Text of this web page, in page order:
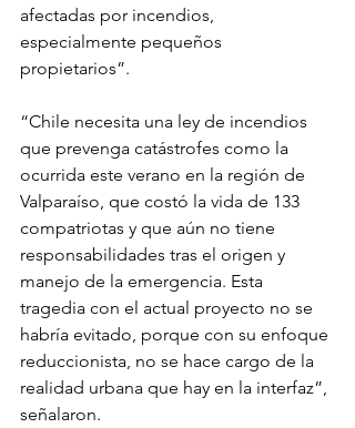
afectadas por incendios,
especialmente pequeños
propietarios”.
“Chile necesita una ley de incendios
que prevenga catástrofes como la
ocurrida este verano en la región de
Valparaíso, que costó la vida de 133
compatriotas y que aún no tiene
responsabilidades tras el origen y
manejo de la emergencia. Esta
tragedia con el actual proyecto no se
habría evitado, porque con su enfoque
reduccionista, no se hace cargo de la
realidad urbana que hay en la interfaz”,
señalaron.